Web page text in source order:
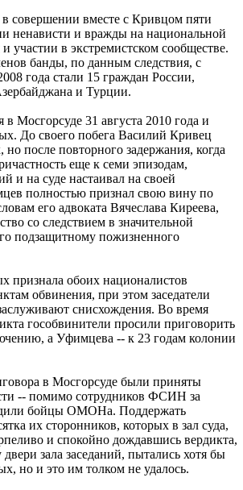
совершении вместе с Кривцом пяти
ненависти и вражды на национальной
участии в экстремистском сообществе.
банды, по данным следствия, с
года стали 15 граждан России,
и Турции.
Мосгорсуде 31 августа 2010 года и
До своего побега Василий Кривец
после повторного задержания, когда
еще к семи эпизодам,
и на суде настаивал на своей
полностью признал свою вину по
его адвоката Вячеслава Киреева,
со следствием в значительной
подзащитному пожизненного
признала обоих националистов
обвинения, при этом заседатели
снисхождения. Во время
гособвинители просили приговорить
а Уфимцева -- к 23 годам колонии
в Мосгорсуде были приняты
-- помимо сотрудников ФСИН за
бойцы ОМОНа. Поддержать
их сторонников, которых в зал суда,
и спокойно дождавшись вердикта,
зала заседаний, пытались хотя бы
но и это им толком не удалось.